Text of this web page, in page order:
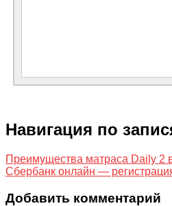
Навигация по
Преимущества матраса Daily 2
Сбербанк онлайн —
Добавить комментарий